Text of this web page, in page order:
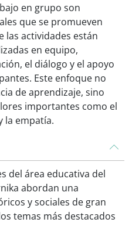
en grupo son
que se promueven
las actividades están
en equipo,
el diálogo y el apoyo
Este enfoque no
de aprendizaje, sino
importantes como el
la empatía.
del área educativa del
abordan una
y sociales de gran
temas más destacados